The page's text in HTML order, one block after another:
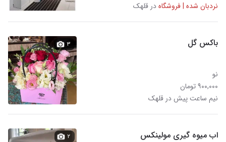
نردبان شده | فروشگاهدر قلهک
باکس گل
نو
۹۰۰,۰۰۰ تومان
نیم ساعت پیش در قلهک
۳
اب میوه گیری مولینکس ۲